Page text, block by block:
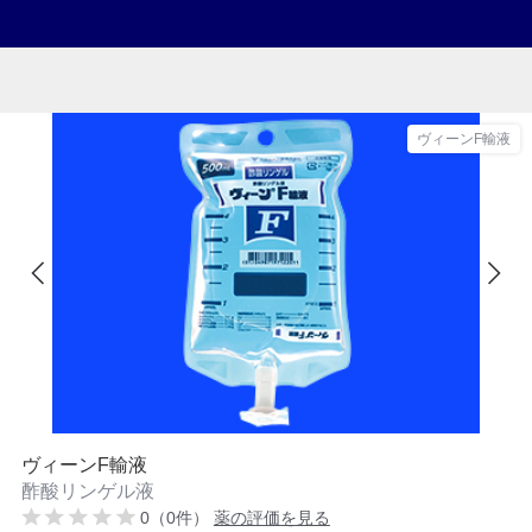
ヴィーンF輸液
ヴィーンF輸液
酢酸リンゲル液
0（0件） 薬の評価を見る